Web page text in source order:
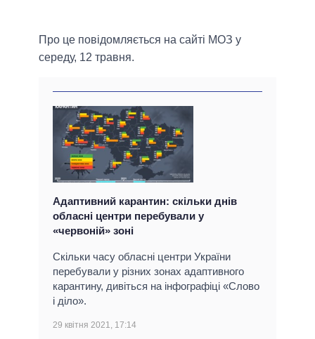
Про це повідомляється на сайті МОЗ у
середу, 12 травня.
Адаптивний карантин: скільки днів
обласні центри перебували у
«червоній» зоні
Скільки часу обласні центри України
перебували у різних зонах адаптивного
карантину, дивіться на інфографіці «Слово
і діло».
29 квітня 2021, 17:14